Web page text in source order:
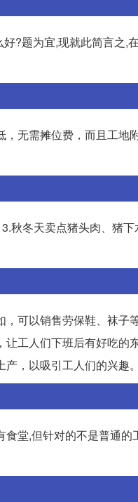
?题为宜,现就此简言之,
无需摊位费，而且工地
秋冬天卖点猪头肉、猪
可以销售劳保鞋、袜
工人们下班后有好吃
，以吸引工人们的兴趣。
堂,但针对的不是普通